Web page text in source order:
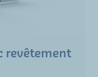
revêtement